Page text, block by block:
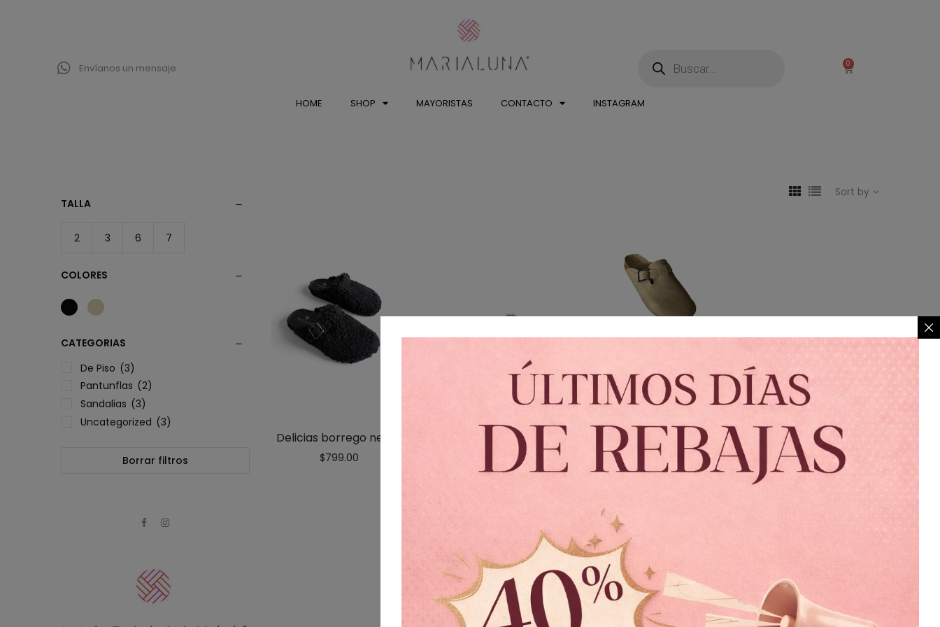
Envíanos un mensaje
HOME SHOP MAYORISTAS CONTACTO INSTAGRAM
0
Sort by
Delicias borrego negro
$799.00
799.00
TALLA
2 3 6 7
COLORES
CATEGORIAS
De Piso (3)
Pantunflas (2)
Sandalias (3)
Uncategorized (3)
Borrar filtros